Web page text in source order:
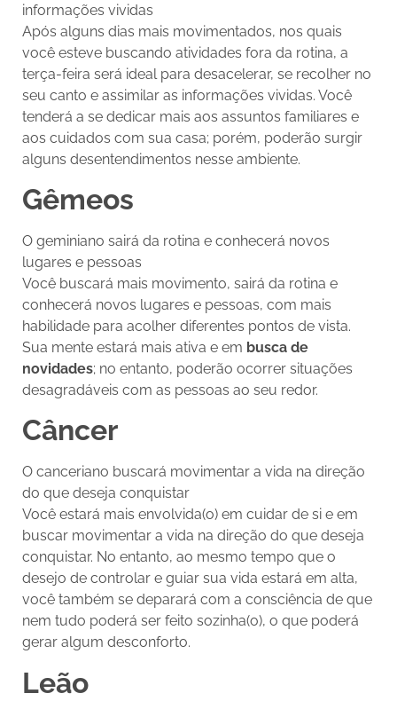
informações vividas
Após alguns dias mais movimentados, nos quais
você esteve buscando atividades fora da rotina, a
terça-feira será ideal para desacelerar, se recolher no
seu canto e assimilar as informações vividas. Você
tenderá a se dedicar mais aos assuntos familiares e
aos cuidados com sua casa; porém, poderão surgir
alguns desentendimentos nesse ambiente.
Gêmeos
O geminiano sairá da rotina e conhecerá novos
lugares e pessoas
Você buscará mais movimento, sairá da rotina e
conhecerá novos lugares e pessoas, com mais
habilidade para acolher diferentes pontos de vista.
Sua mente estará mais ativa e em busca de
novidades; no entanto, poderão ocorrer situações
desagradáveis com as pessoas ao seu redor.
Câncer
O canceriano buscará movimentar a vida na direção
do que deseja conquistar
Você estará mais envolvida(o) em cuidar de si e em
buscar movimentar a vida na direção do que deseja
conquistar. No entanto, ao mesmo tempo que o
desejo de controlar e guiar sua vida estará em alta,
você também se deparará com a consciência de que
nem tudo poderá ser feito sozinha(o), o que poderá
gerar algum desconforto.
Leão